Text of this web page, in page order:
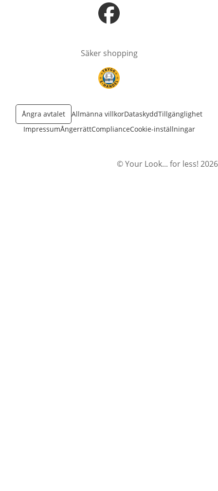
öppnas i nytt fönster
Säker shopping
öppnas i nytt fönster
Ångra avtalet Allmänna villkorDataskyddTillgänglighet
ImpressumÅngerrättComplianceCookie-inställningar
© Your Look... for less! 2026